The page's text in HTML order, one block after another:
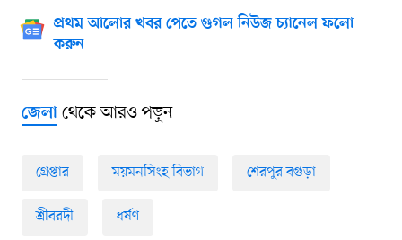
প্রথম আলোর খবর পেতে গুগল নিউজ চ্যানেল ফলো
করুন
জেলাথেকে আরও পড়ুন
গ্রেপ্তার ময়মনসিংহ বিভাগ শেরপুর বগুড়া
শ্রীবরদী ধর্ষণ